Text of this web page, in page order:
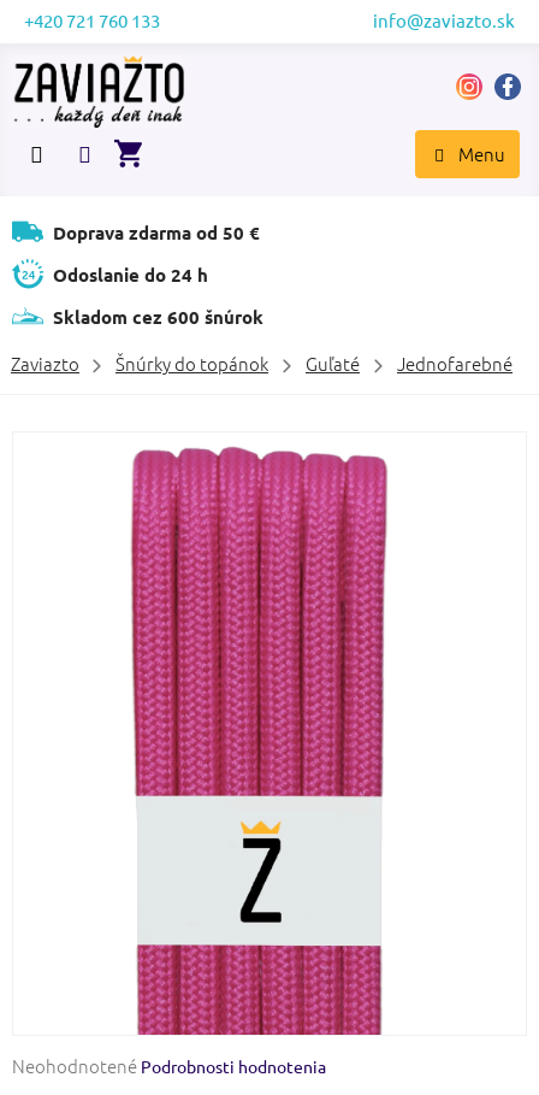
Prejsť
obsah
+420 721 760 133 info@zaviazto.sk
NÁKUPNÝ
Doprava zdarma od 50 €
Odoslanie do 24 h
Skladom cez 600 šnúrok
Zaviazto Šnúrky do topánok Guľaté Jednofarebné
Priemerné
Neohodnotené Podrobnosti hodnotenia